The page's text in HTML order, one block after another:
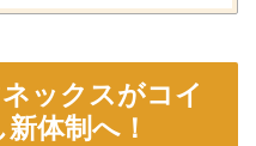
ックスがコイ
体制へ！